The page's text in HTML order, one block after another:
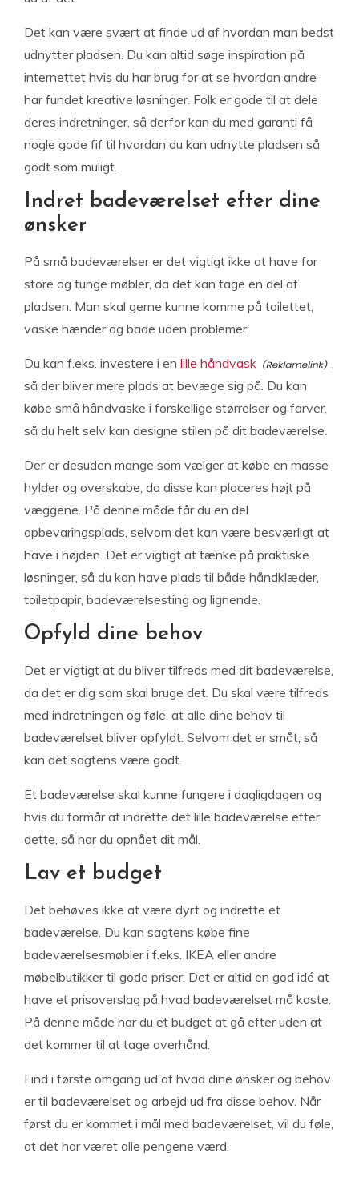
Det kan være svært at finde ud af hvordan man bedst
udnytter pladsen. Du kan altid søge inspiration på
internettet hvis du har brug for at se hvordan andre
har fundet kreative løsninger. Folk er gode til at dele
deres indretninger, så derfor kan du med garanti få
nogle gode fif til hvordan du kan udnytte pladsen så
godt som muligt.
Indret badeværelset efter dine
ønsker
På små badeværelser er det vigtigt ikke at have for
store og tunge møbler, da det kan tage en del af
pladsen. Man skal gerne kunne komme på toilettet,
vaske hænder og bade uden problemer.
Du kan f.eks. investere i en lille håndvask
,
så der bliver mere plads at bevæge sig på. Du kan
købe små håndvaske i forskellige størrelser og farver,
så du helt selv kan designe stilen på dit badeværelse.
Der er desuden mange som vælger at købe en masse
hylder og overskabe, da disse kan placeres højt på
væggene. På denne måde får du en del
opbevaringsplads, selvom det kan være besværligt at
have i højden. Det er vigtigt at tænke på praktiske
løsninger, så du kan have plads til både håndklæder,
toiletpapir, badeværelsesting og lignende.
Opfyld dine behov
Det er vigtigt at du bliver tilfreds med dit badeværelse,
da det er dig som skal bruge det. Du skal være tilfreds
med indretningen og føle, at alle dine behov til
badeværelset bliver opfyldt. Selvom det er småt, så
kan det sagtens være godt.
Et badeværelse skal kunne fungere i dagligdagen og
hvis du formår at indrette det lille badeværelse efter
dette, så har du opnået dit mål.
Lav et budget
Det behøves ikke at være dyrt og indrette et
badeværelse. Du kan sagtens købe fine
badeværelsesmøbler i f.eks. IKEA eller andre
møbelbutikker til gode priser. Det er altid en god idé at
have et prisoverslag på hvad badeværelset må koste.
På denne måde har du et budget at gå efter uden at
det kommer til at tage overhånd.
Find i første omgang ud af hvad dine ønsker og behov
er til badeværelset og arbejd ud fra disse behov. Når
først du er kommet i mål med badeværelset, vil du føle,
at det har været alle pengene værd.